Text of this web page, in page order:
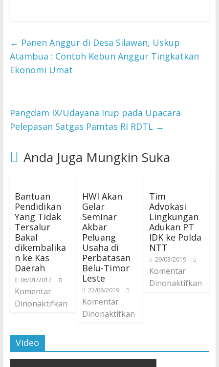
← Panen Anggur di Desa Silawan, Uskup
Atambua : Contoh Kebun Anggur Tingkatkan
Ekonomi Umat
Pangdam IX/Udayana Irup pada Upacara
Pelepasan Satgas Pamtas RI RDTL →
Anda Juga Mungkin Suka
Bantuan
Pendidikan
Yang Tidak
Tersalur
Bakal
dikembalika
n ke Kas
Daerah
06/01/2017
Komentar
Dinonaktifkan
HWI Akan
Gelar
Seminar
Akbar
Peluang
Usaha di
Perbatasan
Belu-Timor
Leste
22/06/2019
Komentar
Dinonaktifkan
Tim
Advokasi
Lingkungan
Adukan PT
IDK ke Polda
NTT
29/03/2019
Komentar
Dinonaktifkan
Video